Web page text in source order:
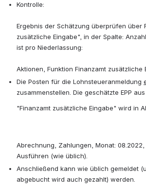
Kontrolle:
Ergebnis der Schätzung überprüfen über
zusätzliche Eingabe", in der Spalte:
ist pro Niederlassung:
Aktionen, Funktion Finanzamt zusätzliche
Die Posten für die Lohnsteueranmeldung
zusammenstellen. Die geschätzte EPP
"Finanzamt zusätzliche Eingabe" wird in
Abrechnung, Zahlungen, Monat: 08.2022,
Ausführen (wie üblich).
Anschließend kann wie üblich gemeldet
abgebucht wird auch gezahlt) werden.